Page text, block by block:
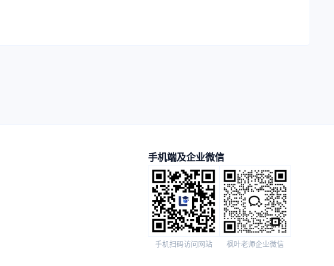
手机端及企业微信
手机扫码访问网站 枫叶老师企业微信